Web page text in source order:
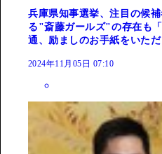
兵庫県知事選挙、注目の候
る"斎藤ガールズ"の存在も
通、励ましのお手紙をいただ
2024年11月05日 07:10